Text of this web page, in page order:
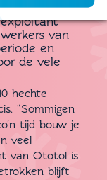
Ototol. Het
van
en
de vele
hechte
“Sommigen
tijd bouw je
veel
van Ototol is
blijft